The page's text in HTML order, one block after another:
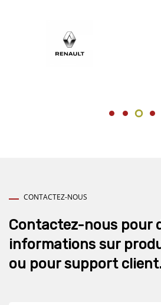
CONTACTEZ-NOUS
Contactez-nous pour
informations sur
ou pour support